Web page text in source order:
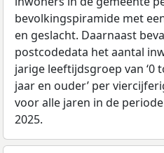
bevolkingspiramide met
en geslacht. Daarnaast
postcodedata het aantal
jarige leeftijdsgroep van ‘0
jaar en ouder’ per
voor alle jaren in de
2025.